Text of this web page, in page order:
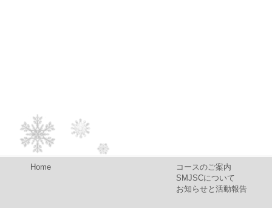
Home
コースのご案内
SMJSCについて
お知らせと活動報告